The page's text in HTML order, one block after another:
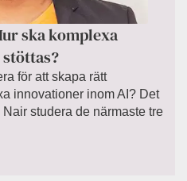
ska komplexa
för att skapa rätt
innovationer inom AI? Det
studera de närmaste tre